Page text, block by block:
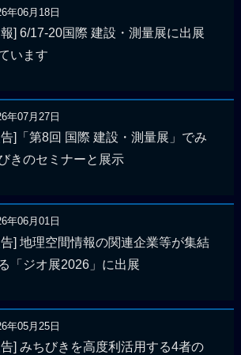
年06月18日
報] 6/17-20国際 建設・測量展に出展
います
年07月27日
告]「第8回 国際 建設・測量展」でみ
きのセミナーと展示
年06月01日
告] 地理空間情報の関連企業等が集結
「ジオ展2026」に出展
年05月25日
告] みちびきを高度利活用する4者の